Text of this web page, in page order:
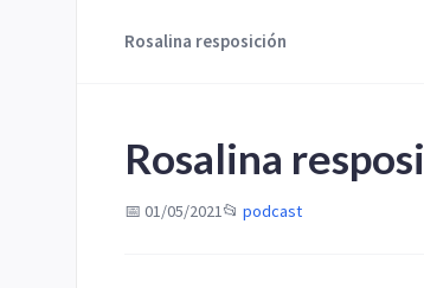
Rosalina resposición
Rosalina
📅 01/05/2021📂 podcast